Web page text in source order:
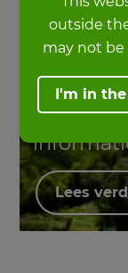
outside
may not be
I'm in the
Meer
Lees